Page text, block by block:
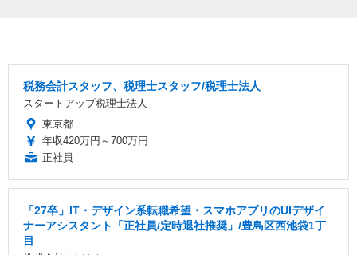
税務会計スタッフ、税理士スタッフ/税理士法人
スタートアップ税理士法人
東京都
年収420万円～700万円
正社員
「27卒」IT・デザイン系転職希望・スマホアプリのUIデザイ
ナーアシスタント「正社員/定時退社推奨」/豊島区西池袋1丁
目